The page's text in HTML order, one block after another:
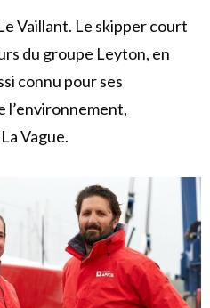
Vaillant. Le skipper court
du groupe Leyton, en
connu pour ses
l’environnement,
Vague.